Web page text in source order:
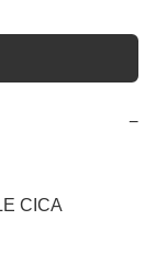
−
CICA